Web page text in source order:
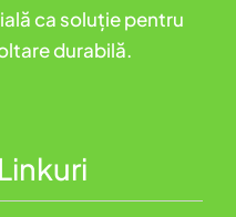
ca soluție pentru
durabilă.
Linkuri